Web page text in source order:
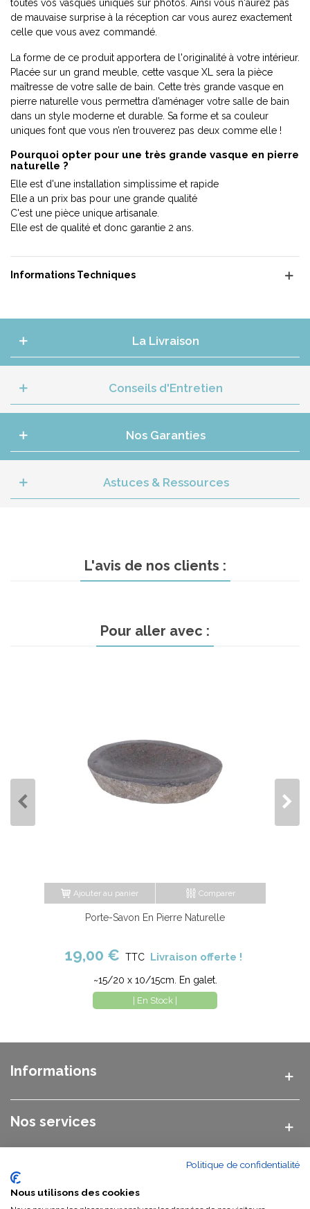
toutes vos vasques uniques sur photos. Ainsi vous n'aurez pas
de mauvaise surprise à la réception car vous aurez exactement
celle que vous avez commandé.
La forme de ce produit apportera de l'originalité à votre intérieur.
Placée sur un grand meuble, cette vasque XL sera la pièce
maîtresse de votre salle de bain. Cette très grande vasque en
pierre naturelle vous permettra d’aménager votre salle de bain
dans un style moderne et durable. Sa forme et sa couleur
uniques font que vous n’en trouverez pas deux comme elle !
Pourquoi opter pour une très grande vasque en pierre
naturelle ?
Elle est d'une installation simplissime et rapide
Elle a un prix bas pour une grande qualité
C'est une pièce unique artisanale.
Elle est de qualité et donc garantie 2 ans.
Informations Techniques
La Livraison
Conseils d'Entretien
Nos Garanties
Astuces & Ressources
L'avis de nos clients :
Pour aller avec :
Ajouter au panier Comparer
Porte-Savon En Pierre Naturelle
19,00 € TTC Livraison offerte !
~15/20 x 10/15cm. En galet.
| En Stock |
Informations
Nos services
Nos catégories Politique de confidentialité
Nous utilisons des cookies